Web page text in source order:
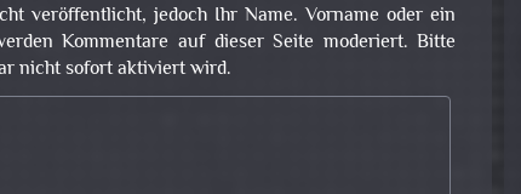
veröffentlicht, jedoch Ihr Name. Vorname oder ein
Kommentare auf dieser Seite moderiert. Bitte
nicht sofort aktiviert wird.